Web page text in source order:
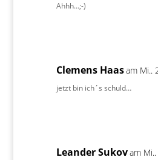
Ahhh…;-)
Clemens Haasam Mi..
jetzt bin ich´s schuld…
Leander Sukovam